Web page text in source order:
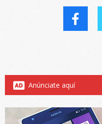
Anúnciate aquí